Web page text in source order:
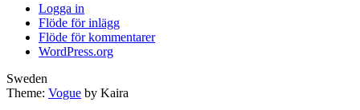
Logga in
Flöde för inlägg
Flöde för kommentarer
WordPress.org
Sweden
Theme: Vogue by Kaira